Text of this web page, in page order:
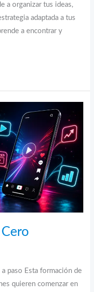
a organizar tus ideas,
adaptada a tus
a encontrar y
paso Esta formación de
quieren comenzar en